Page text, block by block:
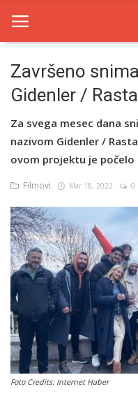
Home
Novosti
TV Serije
Filmovi
Glumci
Contact
Login
Register
English
Završeno
Gidenler /
Za svega mesec dana
nazivom Gidenler /
ovom projektu je počelo
Filmovi Mar 18, 2022 0
Foto Credits: Internet Haber